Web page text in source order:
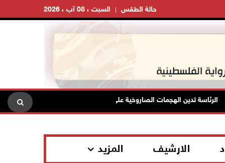
السبت ، 08 آب ، 2026 حالة الطقس
تدين الهجمات الصاروخية على المملكة العربية السعودية والجمهورية
الارشيف المزيد